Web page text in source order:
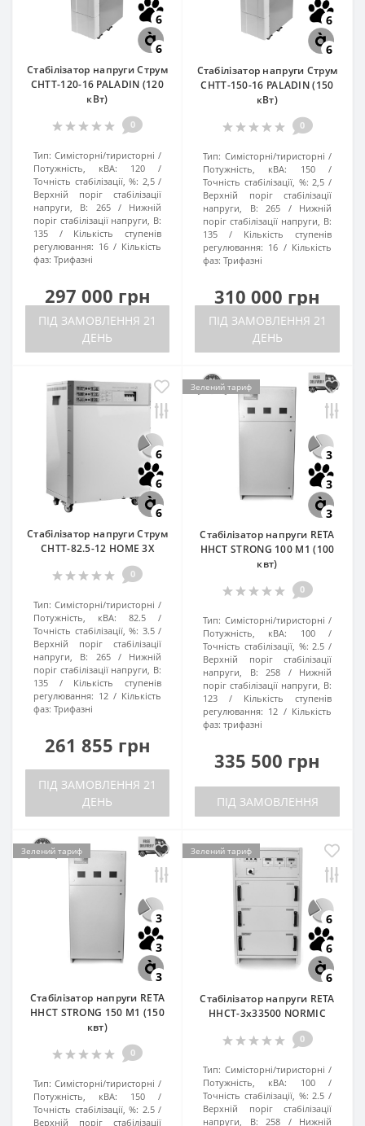
6
6
Стабілізатор напруги Струм
СНТТ-120-16 PALADIN (120
кВт)
0
Тип: Симісторні/тиристорні
Потужність, кВА:
120
Точність стабілізації, %: 2,5
Верхній поріг стабілізації
напруги, В:
265
Нижній
поріг стабілізації напруги, В:
135
Кількість ступенів
регулювання: 16
Кількість
фаз: Трифазні
297 000 грн
ПІД ЗАМОВЛЕННЯ 21
ДЕНЬ
6
6
Стабілізатор напруги Струм
СНТТ-150-16 PALADIN (150
кВт)
0
Тип: Симісторні/тиристорні
Потужність, кВА:
150
Точність стабілізації, %: 2,5
Верхній поріг стабілізації
напруги, В:
265
Нижній
поріг стабілізації напруги, В:
135
Кількість ступенів
регулювання: 16
Кількість
фаз: Трифазні
310 000 грн
ПІД ЗАМОВЛЕННЯ 21
ДЕНЬ
6
6
6
Стабілізатор напруги Струм
СНТТ-82.5-12 HOME 3X
0
Тип: Симісторні/тиристорні
Потужність, кВА:
82.5
Точність стабілізації, %: 3.5
Верхній поріг стабілізації
напруги, В:
265
Нижній
поріг стабілізації напруги, В:
135
Кількість ступенів
регулювання: 12
Кількість
фаз: Трифазні
261 855 грн
ПІД ЗАМОВЛЕННЯ 21
ДЕНЬ
Зелений тариф
3
3
3
Стабілізатор напруги RETA
ННСТ STRONG 100 M1 (100
квт)
0
Тип: Симісторні/тиристорні
Потужність, кВА:
100
Точність стабілізації, %: 2.5
Верхній поріг стабілізації
напруги, В:
258
Нижній
поріг стабілізації напруги, В:
123
Кількість ступенів
регулювання: 12
Кількість
фаз: трифазні
335 500 грн
ПІД ЗАМОВЛЕННЯ
Зелений тариф
3
3
3
Стабілізатор напруги RETA
ННСТ STRONG 150 M1 (150
квт)
0
Тип: Симісторні/тиристорні
Потужність, кВА:
150
Точність стабілізації, %: 2.5
Верхній поріг стабілізації
Зелений тариф
6
6
6
Стабілізатор напруги RETA
ННСТ-3x33500 NORMIC
0
Тип: Симісторні/тиристорні
Потужність, кВА:
100
Точність стабілізації, %: 2.5
Верхній поріг стабілізації
напруги, В:
258 Нижній